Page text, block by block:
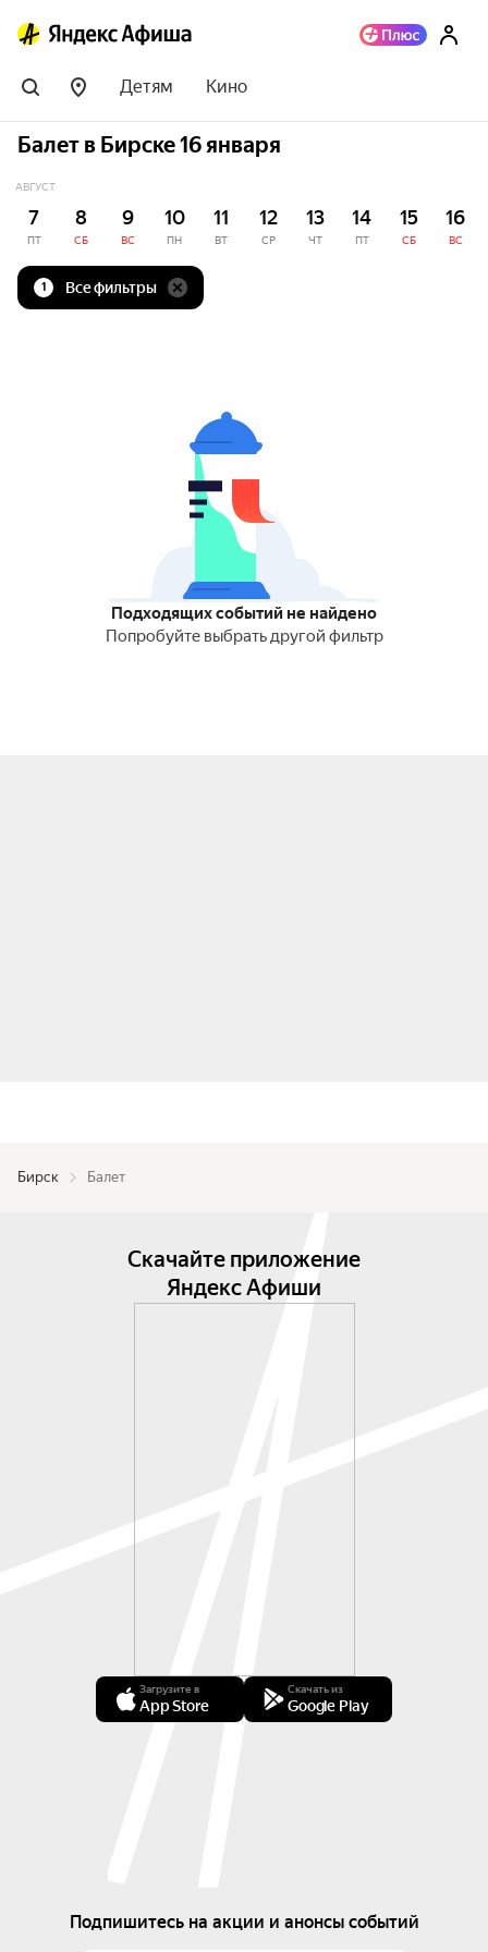
Детям Кино
Балет в Бирске 16 января
АВГУСТ
7
ПТ
8
СБ
9
ВС
10
ПН
11
ВТ
12
СР
13
ЧТ
14
ПТ
15
СБ
16
ВС
1 Все фильтры
Подходящих событий не найдено
Попробуйте выбрать другой фильтр
Бирск Балет
Скачайте приложение
Яндекс Афиши
Загрузите в
App Store
Скачать из
Google Play
Подпишитесь на акции и анонсы событий